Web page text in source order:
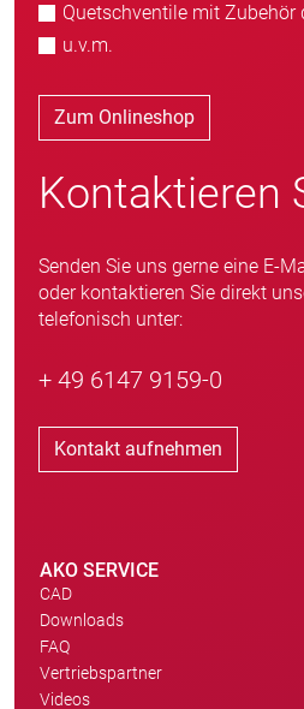
Quetschventile mit Zubehör
u.v.m.
Zum Onlineshop
Kontaktieren
Senden Sie uns gerne eine E-
oder kontaktieren Sie direkt
telefonisch unter:
+ 49 6147 9159-0
Kontakt aufnehmen
AKO SERVICE
CAD
Downloads
FAQ
Vertriebspartner
Videos